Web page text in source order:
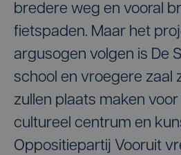
bredere weg en vooral
fietspaden. Maar het
argusogen volgen is De
school en vroegere zaal
zullen plaats maken
cultureel centrum en
Oppositiepartij Vooruit